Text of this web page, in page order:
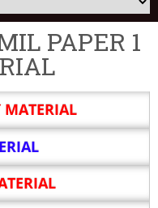
PAPER 1